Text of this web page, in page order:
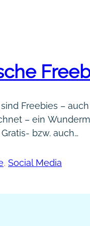
Freebies –
– ein
bzw. auch
Wikipedia. Es
und
, Social Media